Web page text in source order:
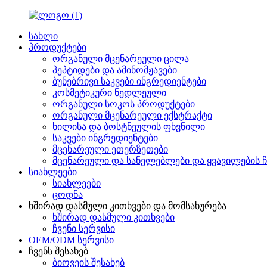
სახლი
პროდუქტები
ორგანული მცენარეული ცილა
პეპტიდები და ამინომჟავები
ბუნებრივი საკვები ინგრედიენტები
კოსმეტიკური ნედლეული
ორგანული სოკოს პროდუქტები
ორგანული მცენარეული ექსტრაქტი
ხილისა და ბოსტნეულის ფხვნილი
საკვები ინგრედიენტები
მცენარეული ეთერზეთები
მცენარეული და სანელებლები და ყვავილების
სიახლეები
სიახლეები
ცოდნა
ხშირად დასმული კითხვები და მომსახურება
ხშირად დასმული კითხვები
ჩვენი სერვისი
OEM/ODM სერვისი
ჩვენს შესახებ
ბიოვეის შესახებ